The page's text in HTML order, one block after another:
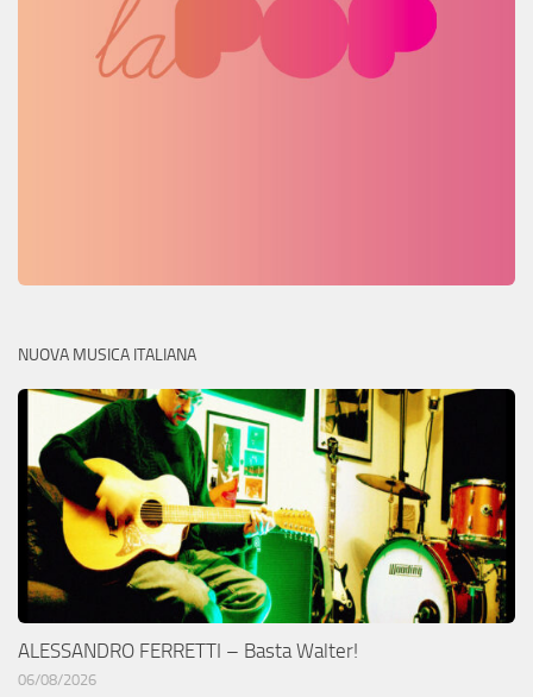
NUOVA MUSICA ITALIANA
ALESSANDRO FERRETTI – Basta Walter!
06/08/2026